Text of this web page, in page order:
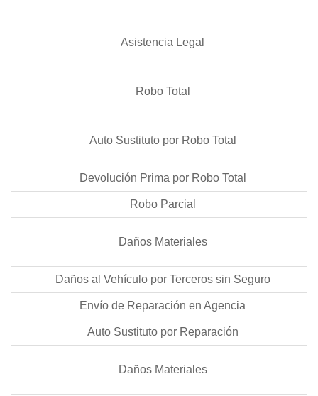
Asistencia Legal
Robo Total
Auto Sustituto por Robo Total
Devolución Prima por Robo Total
Robo Parcial
Daños Materiales
Daños al Vehículo por Terceros sin Seguro
Envío de Reparación en Agencia
Auto Sustituto por Reparación
Daños Materiales